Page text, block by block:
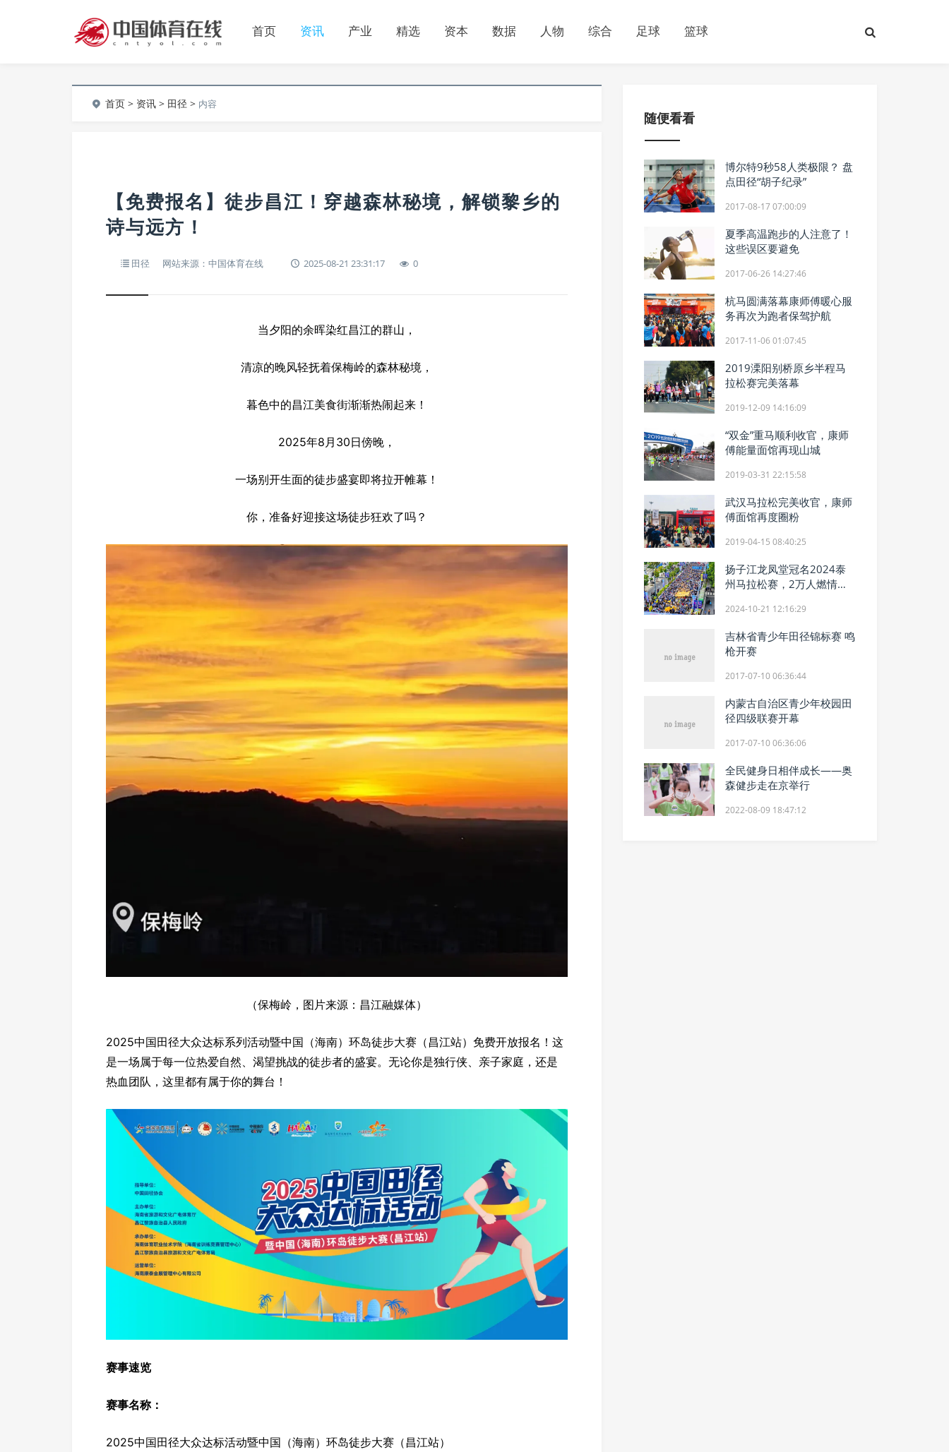
首页 资讯 产业 精选 资本 数据 人物 综合 足球 篮球
首页 > 资讯 > 田径 > 内容
【免费报名】徒步昌江！穿越森林秘境，解锁黎乡的
诗与远方！
田径 网站来源：中国体育在线 2025-08-21 23:31:17 0
当夕阳的余晖染红昌江的群山，
清凉的晚风轻抚着保梅岭的森林秘境，
暮色中的昌江美食街渐渐热闹起来！
2025年8月30日傍晚，
一场别开生面的徒步盛宴即将拉开帷幕！
你，准备好迎接这场徒步狂欢了吗？
（保梅岭，图片来源：昌江融媒体）
2025中国田径大众达标系列活动暨中国（海南）环岛徒步大赛（昌江站）免费开放报名！这
是一场属于每一位热爱自然、渴望挑战的徒步者的盛宴。无论你是独行侠、亲子家庭，还是
热血团队，这里都有属于你的舞台！
赛事速览
赛事名称：
2025中国田径大众达标活动暨中国（海南）环岛徒步大赛（昌江站）
随便看看
博尔特9秒58人类极限？ 盘
点田径“胡子纪录”
2017-08-17 07:00:09
夏季高温跑步的人注意了！
这些误区要避免
2017-06-26 14:27:46
杭马圆满落幕康师傅暖心服
务再次为跑者保驾护航
2017-11-06 01:07:45
2019溧阳别桥原乡半程马
拉松赛完美落幕
2019-12-09 14:16:09
“双金”重马顺利收官，康师
傅能量面馆再现山城
2019-03-31 22:15:58
武汉马拉松完美收官，康师
傅面馆再度圈粉
2019-04-15 08:40:25
扬子江龙凤堂冠名2024泰
州马拉松赛，2万人燃情开
2024-10-21 12:16:29
吉林省青少年田径锦标赛 鸣
枪开赛
2017-07-10 06:36:44
内蒙古自治区青少年校园田
径四级联赛开幕
2017-07-10 06:36:06
全民健身日相伴成长——奥
森健步走在京举行
2022-08-09 18:47:12